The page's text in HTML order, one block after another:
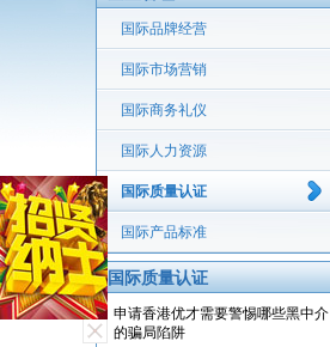
国际品牌经营
国际市场营销
国际商务礼仪
国际人力资源
国际质量认证
国际产品标准
国际质量认证
申请香港优才需要警惕哪些黑中介
的骗局陷阱